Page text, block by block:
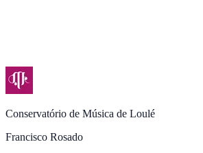
Conservatório de Música de Loulé
Francisco Rosado